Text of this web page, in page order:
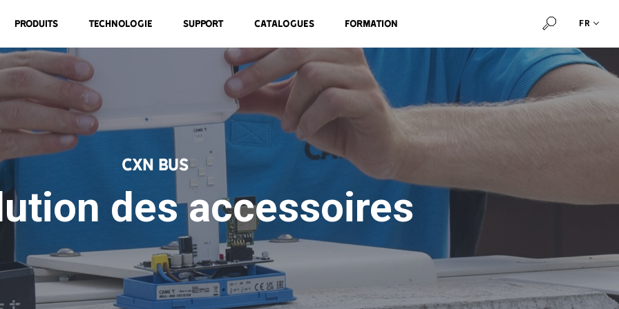
Produits Technologie Support Catalogues Formation FR
CXN BUS
des accessoires